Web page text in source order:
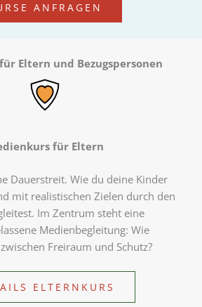
ANFRAGEN
Eltern und Bezugspersonen
für Eltern
Dauerstreit. Wie du deine Kinder
mit realistischen Zielen durch den
Im Zentrum steht eine
Medienbegleitung: Wie
Freiraum und Schutz?
ELTERNKURS